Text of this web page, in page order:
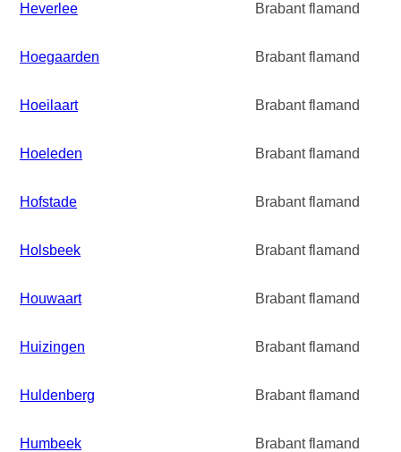
Heverlee Brabant flamand
Hoegaarden Brabant flamand
Hoeilaart Brabant flamand
Hoeleden Brabant flamand
Hofstade Brabant flamand
Holsbeek Brabant flamand
Houwaart Brabant flamand
Huizingen Brabant flamand
Huldenberg Brabant flamand
Humbeek Brabant flamand